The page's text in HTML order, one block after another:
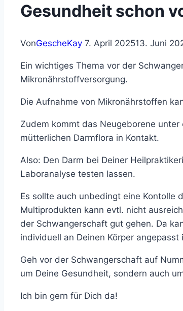
Gesundheit schon
VonGescheKay 7. April 202513. Juni
Ein wichtiges Thema vor der
Mikronährstoffversorgung.
Die Aufnahme von Mikronährstoffen
Zudem kommt das Neugeborene
mütterlichen Darmflora in Kontakt.
Also: Den Darm bei Deiner
Laboranalyse testen lassen.
Es sollte auch unbedingt eine Kontolle
Multiprodukten kann evtl. nicht
der Schwangerschaft gut gehen. Da
individuell an Deinen Körper angepasst
Geh vor der Schwangerschaft auf
um Deine Gesundheit, sondern auch
Ich bin gern für Dich da!